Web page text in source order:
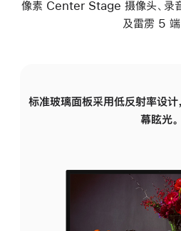
像素 Center Stage 摄像头、录
及雷雳 5 端
标准玻璃面板采用低反射率设计
幕眩光。